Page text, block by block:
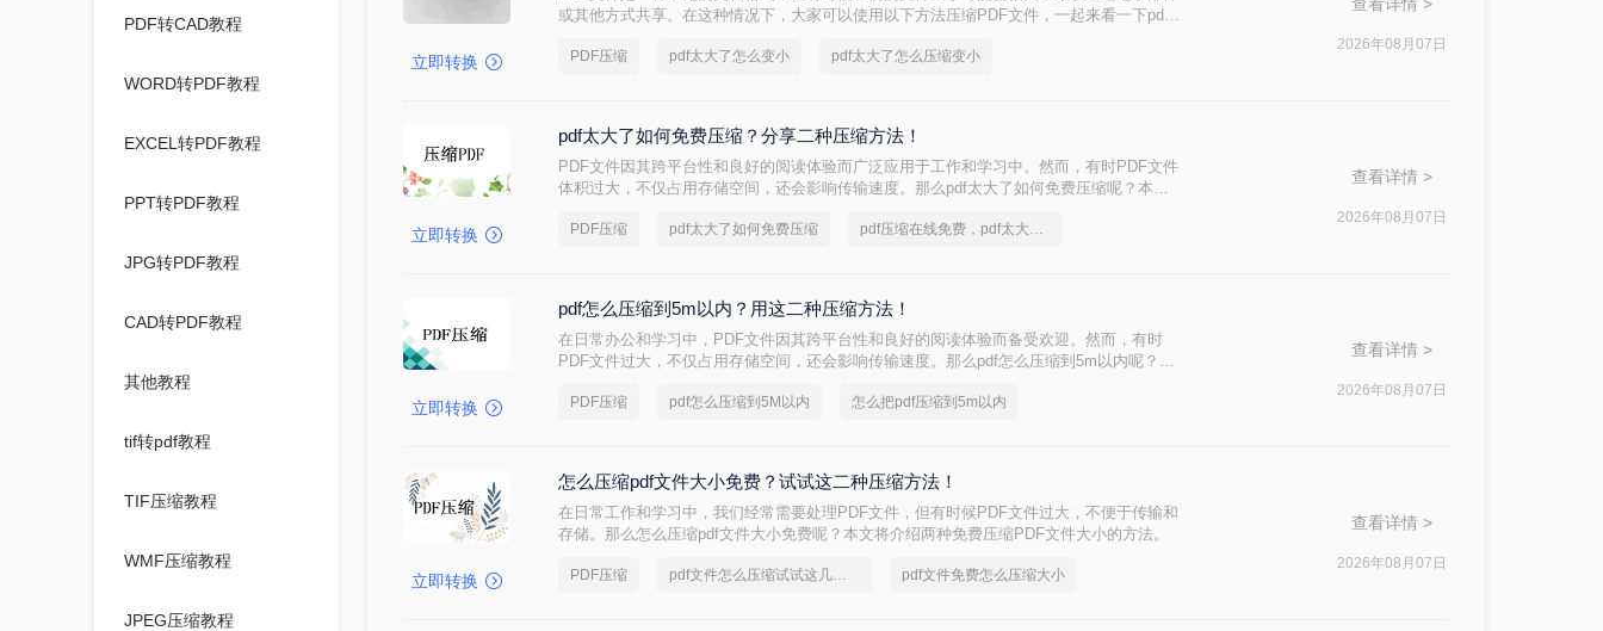
PDF转CAD教程
WORD转PDF教程
EXCEL转PDF教程
PPT转PDF教程
JPG转PDF教程
CAD转PDF教程
其他教程
tif转pdf教程
TIF压缩教程
WMF压缩教程
JPEG压缩教程
立即转换
或其他方式共享。在这种情况下，大家可以使用以下方法压缩PDF文件，一起来看一下pdf
PDF压缩 pdf太大了怎么变小 pdf太大了怎么压缩变小
2026年08月07日
立即转换
pdf太大了如何免费压缩？分享二种压缩方法！
PDF文件因其跨平台性和良好的阅读体验而广泛应用于工作和学习中。然而，有时PDF文件
体积过大，不仅占用存储空间，还会影响传输速度。那么pdf太大了如何免费压缩呢？本文
PDF压缩 pdf太大了如何免费压缩 pdf压缩在线免费，pdf太大了怎么压缩
查看详情 >
2026年08月07日
立即转换
pdf怎么压缩到5m以内？用这二种压缩方法！
在日常办公和学习中，PDF文件因其跨平台性和良好的阅读体验而备受欢迎。然而，有时
PDF文件过大，不仅占用存储空间，还会影响传输速度。那么pdf怎么压缩到5m以内呢？本
PDF压缩 pdf怎么压缩到5M以内 怎么把pdf压缩到5m以内
查看详情 >
2026年08月07日
立即转换
怎么压缩pdf文件大小免费？试试这二种压缩方法！
在日常工作和学习中，我们经常需要处理PDF文件，但有时候PDF文件过大，不便于传输和
存储。那么怎么压缩pdf文件大小免费呢？本文将介绍两种免费压缩PDF文件大小的方法。
PDF压缩 pdf文件怎么压缩试试这几个方法 pdf文件免费怎么压缩大小
查看详情 >
2026年08月07日